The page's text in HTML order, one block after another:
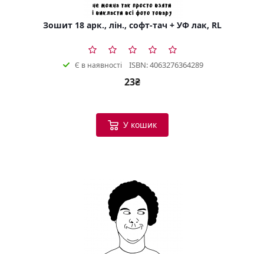
Зошит 18 арк., лін., софт-тач + УФ лак, RL
Є в наявності ISBN: 4063276364289
23₴
У кошик